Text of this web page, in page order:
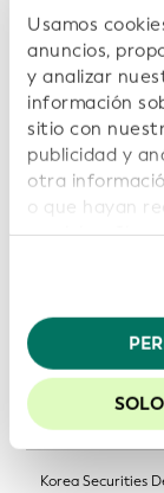
Usamos
anuncios,
y analizar
información
sitio con
publicidad y
otra
o que hayan
servicios. Si
privacidad.
para mejorar
InfoCamere
Informatica delle
Italiane per Azioni
InfoCert S.p.A.
économiques
(Central
Kamer van
Korea Securities